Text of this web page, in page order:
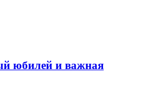
юбилей и важная